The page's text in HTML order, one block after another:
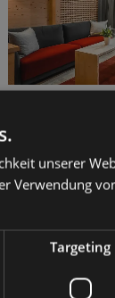
unserer
Verwendung
Targeting